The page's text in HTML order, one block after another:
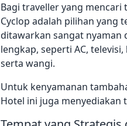
Bagi traveller yang
Cyclop adalah pilihan yang
ditawarkan sangat nyaman
lengkap, seperti AC,
serta wangi.
Untuk kenyamanan
Hotel ini juga